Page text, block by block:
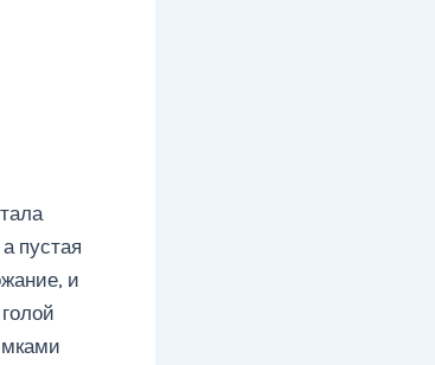
пустая
и